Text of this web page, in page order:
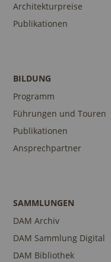
Architekturpreise
Publikationen
BILDUNG
Programm
Führungen und Touren
Publikationen
Ansprechpartner
SAMMLUNGEN
DAM Archiv
DAM Sammlung Digital
DAM Bibliothek